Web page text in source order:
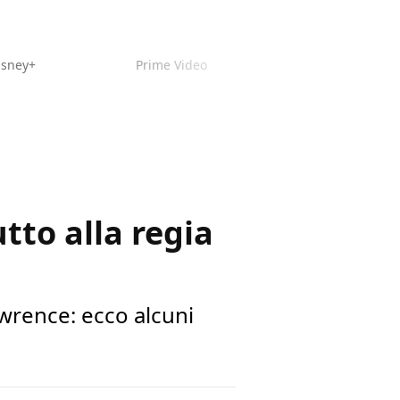
Prime Video
alla regia
ecco alcuni